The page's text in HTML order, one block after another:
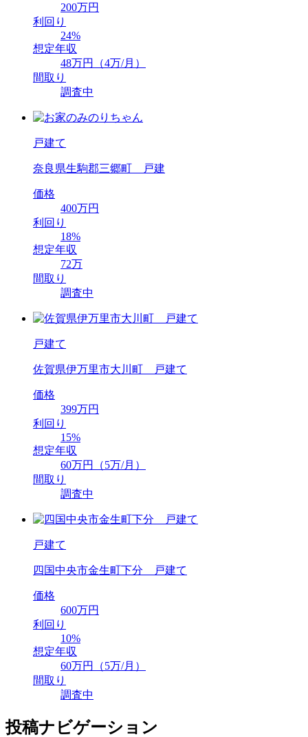
200万円
利回り
24%
想定年収
48万円（4万/月）
間取り
調査中
戸建て
奈良県生駒郡三郷町 戸建
価格
400万円
利回り
18%
想定年収
72万
間取り
調査中
戸建て
佐賀県伊万里市大川町 戸建て
価格
399万円
利回り
15%
想定年収
60万円（5万/月）
間取り
調査中
戸建て
四国中央市金生町下分 戸建て
価格
600万円
利回り
10%
想定年収
60万円（5万/月）
間取り
調査中
投稿ナビゲーション